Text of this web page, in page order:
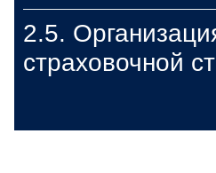
2.5.
страховочной